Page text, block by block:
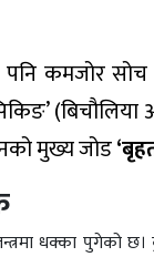
पनि कमजोर
(बिचौलिया
मुख्य जोड
धक्का पुगेको